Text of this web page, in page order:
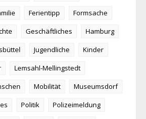
Ferientipp
Formsache
Geschäftliches
Hamburg
Jugendliche
Kinder
Lemsahl-Mellingstedt
Mobilität
Museumsdorf
Politik
Polizeimeldung